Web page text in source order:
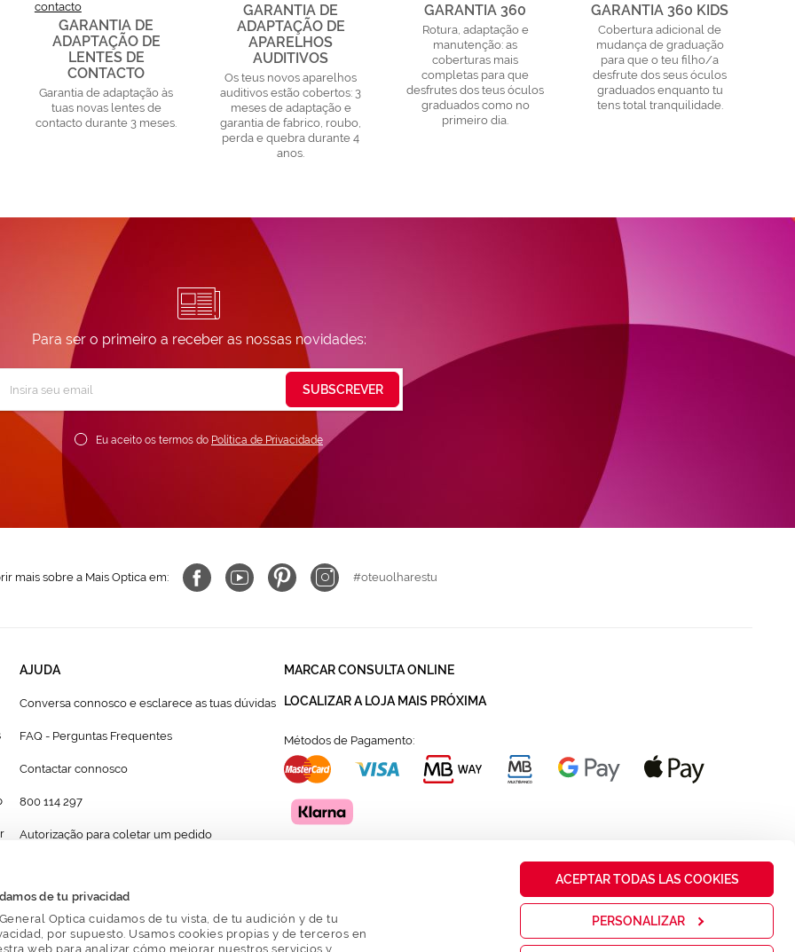
de tu privacidad
Optica cuidamos de tu vista, de tu audición y de tu
por supuesto. Usamos cookies propias y de terceros en
web para analizar cómo mejorar nuestros servicios y
ACEPTAR TODAS LAS COOKIES
PERSONALIZAR
GARANTIA DE
ADAPTAÇÃO DE
LENTES DE
CONTACTO
Garantia de adaptação às
tuas novas lentes de
contacto durante 3 meses.
GARANTIA DE
ADAPTAÇÃO DE
APARELHOS
AUDITIVOS
Os teus novos aparelhos
auditivos estão cobertos: 3
meses de adaptação e
garantia de fabrico, roubo,
perda e quebra durante 4
anos.
GARANTIA 360
Rotura, adaptação e
manutenção: as
coberturas mais
completas para que
desfrutes dos teus óculos
graduados como no
primeiro dia.
GARANTIA 360 KIDS
Cobertura adicional de
mudança de graduação
para que o teu filho/a
desfrute dos seus óculos
graduados enquanto tu
tens total tranquilidade.
Para ser o primeiro a receber as nossas novidades:
Newsletter:
Eu aceito os termos do Política de Privacidade
SUBSCREVER
mais sobre a Mais Optica em: #oteuolharestu
AJUDA
Conversa connosco e esclarece as tuas dúvidas
FAQ - Perguntas Frequentes
Contactar connosco
800 114 297
Autorização para coletar um pedido
MARCAR CONSULTA ONLINE
LOCALIZAR A LOJA MAIS PRÓXIMA
Métodos de Pagamento: